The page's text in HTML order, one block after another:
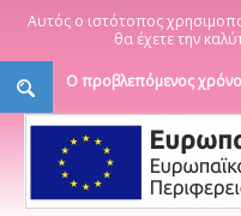
Αυτός ο ιστότοπος
θα έχετε την
Ο προβλεπόμενος